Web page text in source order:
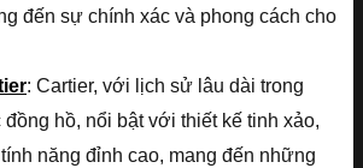
đến sự chính xác và phong cách cho
: Cartier, với lịch sử lâu dài trong
đồng hồ, nổi bật với thiết kế tinh xảo,
năng đỉnh cao, mang đến những